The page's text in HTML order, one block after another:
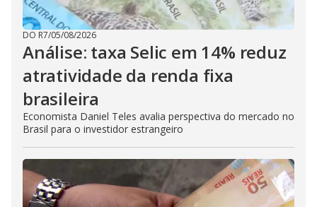
DO R7/05/08/2026
Análise: taxa Selic em 14% reduz
atratividade da renda fixa
brasileira
Economista Daniel Teles avalia perspectiva do mercado no
Brasil para o investidor estrangeiro